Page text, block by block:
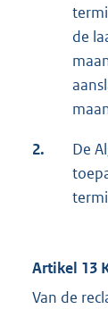
de
2.
De
Artikel 13
Van de